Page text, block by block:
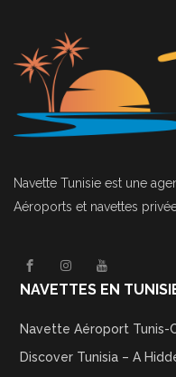
Navette Tunisie est une
Aéroports et navettes
NAVETTES EN
Navette Aéroport Tunis-
Discover Tunisia – A